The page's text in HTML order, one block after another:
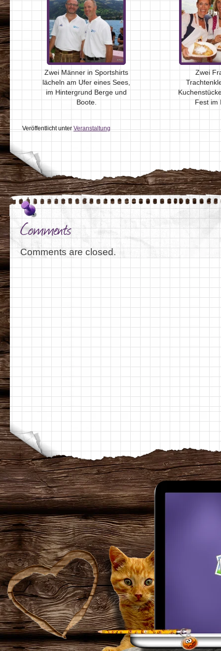
Zwei Männer in Sportshirts
lächeln am Ufer eines Sees,
im Hintergrund Berge und
Boote.
Zwei
Fest im
Veröffentlicht unterVeranstaltung
Comments
Comments are closed.